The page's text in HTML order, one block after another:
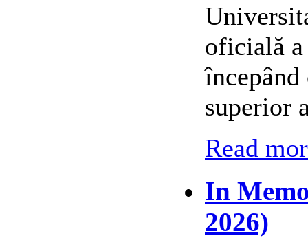
oficială a
superior
Read
In
2026)